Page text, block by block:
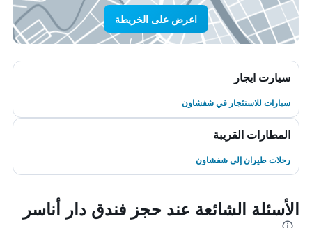
اعرض على الخريطة
سيارت ايجار
سيارات للاستئجار في شفشاون
المطارات القريبة
رحلات طيران إلى شفشاون
الأسئلة الشائعة عند حجز فندق دار أناسر